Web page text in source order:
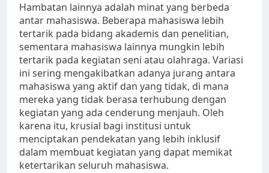
Hambatan lainnya adalah minat yang berbeda
antar mahasiswa. Beberapa mahasiswa lebih
tertarik pada bidang akademis dan penelitian,
sementara mahasiswa lainnya mungkin lebih
tertarik pada kegiatan seni atau olahraga. Variasi
ini sering mengakibatkan adanya jurang antara
mahasiswa yang aktif dan yang tidak, di mana
mereka yang tidak berasa terhubung dengan
kegiatan yang ada cenderung menjauh. Oleh
karena itu, krusial bagi institusi untuk
menciptakan pendekatan yang lebih inklusif
dalam membuat kegiatan yang dapat memikat
ketertarikan seluruh mahasiswa.